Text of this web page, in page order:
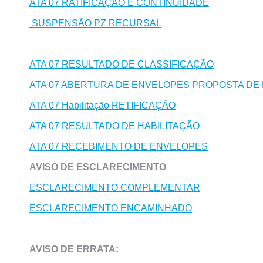
ATA 07 RATIFICAÇÃO E CONTINUIDADE
SUSPENSÃO PZ RECURSAL
ATA 07 RESULTADO DE CLASSIFICAÇÃO
ATA 07 ABERTURA DE ENVELOPES PROPOSTA DE
ATA 07 Habilitação RETIFICAÇÃO
ATA 07 RESULTADO DE HABILITAÇÃO
ATA 07 RECEBIMENTO DE ENVELOPES
AVISO DE ESCLARECIMENTO
ESCLARECIMENTO COMPLEMENTAR
ESCLARECIMENTO ENCAMINHADO
AVISO DE ERRATA: